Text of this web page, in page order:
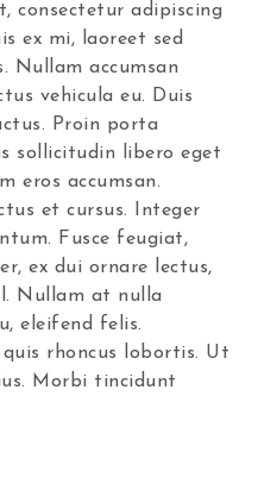
consectetur adipiscing
ex mi, laoreet sed
Nullam accumsan
vehicula eu. Duis
Proin porta
sollicitudin libero eget
eros accumsan.
et cursus. Integer
Fusce feugiat,
ex dui ornare lectus,
Nullam at nulla
eleifend felis.
quis rhoncus lobortis. Ut
Morbi tincidunt